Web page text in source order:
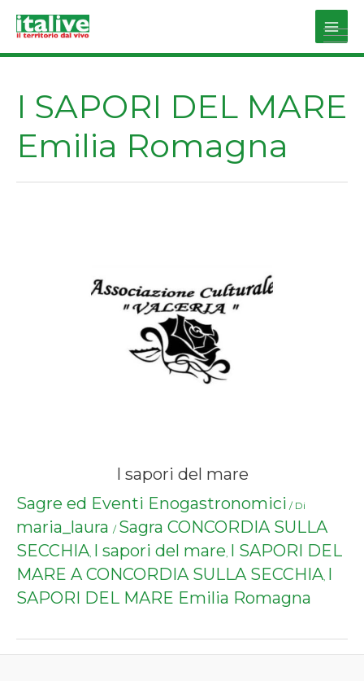
Main
I SAPORI DEL MARE
Emilia Romagna
I sapori del mare
Sagre ed Eventi Enogastronomici / Di
maria_laura / Sagra CONCORDIA SULLA
SECCHIA, I sapori del mare,
I SAPORI DEL
MARE A CONCORDIA SULLA SECCHIA,
SAPORI DEL MARE Emilia Romagna